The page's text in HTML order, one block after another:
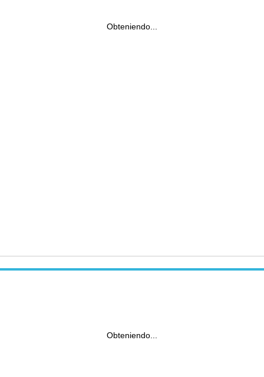
Obteniendo...
Obteniendo...